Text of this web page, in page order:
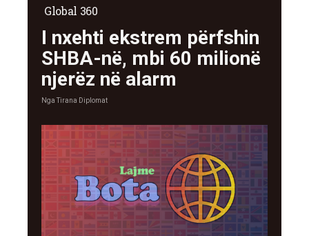
Global 360
I nxehti ekstrem përfshin
SHBA-në, mbi 60 milionë
njerëz në alarm
NgaTirana Diplomat